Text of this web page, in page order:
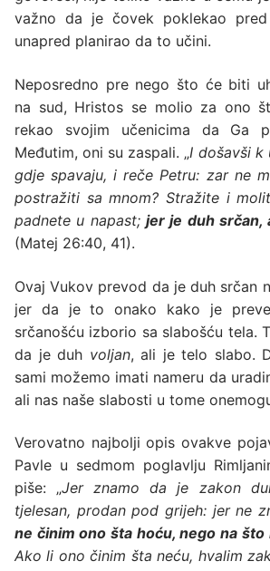
važno da je čovek poklekao
unapred planirao da to učini.
Neposredno pre nego što će biti
na sud, Hristos se molio za ono
rekao svojim učenicima da Ga
Međutim, oni su zaspali. „I došavši k
gdje spavaju, i reče Petru: zar ne
postražiti sa mnom? Stražite i
padnete u napast; jer je duh srčan,
(Matej 26:40, 41).
Ovaj Vukov prevod da je duh srčan
jer da je to onako kako je
srčanošću izborio sa slabošću tela.
da je duh voljan, ali je telo slabo.
sami možemo imati nameru da
ali nas naše slabosti u tome
Verovatno najbolji opis ovakve
Pavle u sedmom poglavlju
piše: „Jer znamo da je zakon
tjelesan, prodan pod grijeh: jer ne
ne činim ono šta hoću, nego na
Ako li ono činim šta neću, hvalim